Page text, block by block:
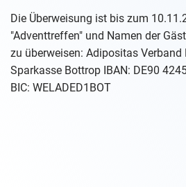
Die Überweisung ist bis zum
"Adventtreffen" und Namen der
zu überweisen: Adipositas Verband
Sparkasse Bottrop IBAN: DE90
BIC: WELADED1BOT